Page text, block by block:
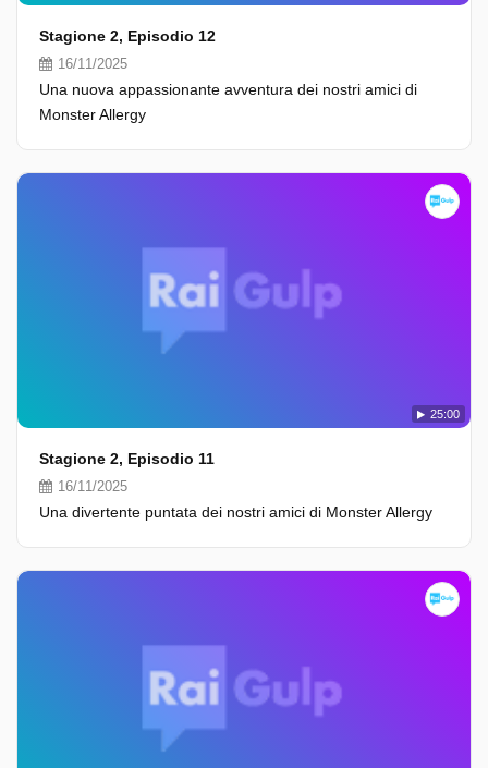
Stagione 2, Episodio 12
16/11/2025
Una nuova appassionante avventura dei nostri amici di
Monster Allergy
25:00
Stagione 2, Episodio 11
16/11/2025
Una divertente puntata dei nostri amici di Monster Allergy